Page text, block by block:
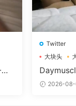
Twitter
大块头
辛叔是个
2026-